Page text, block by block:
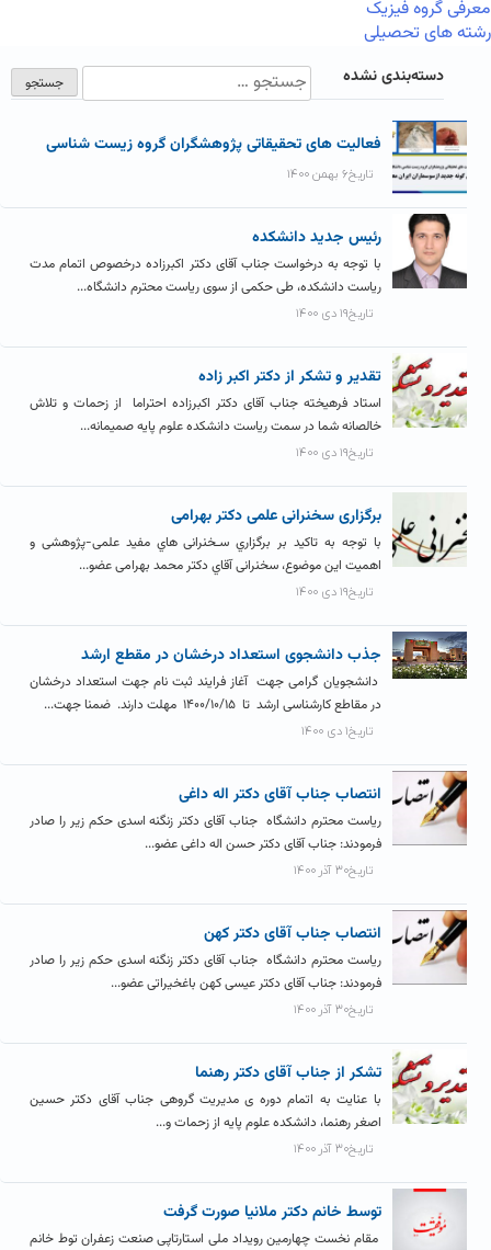
معرفی گروه فیزیک
رشته های تحصیلی
دسته‌بندی نشده
فعالیت های تحقیقاتی پژوهشگران گروه زیست شناسی
تاریخ۶ بهمن ۱۴۰۰
رئیس جدید دانشکده
با توجه به درخواست جناب آقای دکتر اکبرزاده درخصوص اتمام مدت
ریاست دانشکده، طی حکمی از سوی ریاست محترم دانشگاه...
تاریخ۱۹ دی ۱۴۰۰
تقدیر و تشکر از دکتر اکبر زاده
استاد فرهیخته جناب آقای دکتر اکبرزاده احتراما از زحمات و تلاش
خالصانه شما در سمت ریاست دانشکده علوم پایه صمیمانه...
تاریخ۱۹ دی ۱۴۰۰
برگزاری سخنرانی علمی دکتر بهرامی
با توجه به تاکید بر برگزاري سـخنرانی هاي مفید علمی-پژوهشی و
اهمیت این موضوع، سخنرانی آقاي دکتر محمد بهرامی عضو...
تاریخ۱۹ دی ۱۴۰۰
جذب دانشجوی استعداد درخشان در مقطع ارشد
دانشجویان گرامی جهت آغاز فرایند ثبت نام جهت استعداد درخشان
در مقاطع کارشناسی ارشد تا ۱۴۰۰/۱۰/۱۵ مهلت دارند. ضمنا جهت...
تاریخ۱ دی ۱۴۰۰
انتصاب جناب آقای دکتر اله داغی
ریاست محترم دانشگاه جناب آقای دکتر زنگنه اسدی حکم زیر را صادر
فرمودند: جناب آقای دکتر حسن اله داغی عضو...
تاریخ۳۰ آذر ۱۴۰۰
انتصاب جناب آقای دکتر کهن
ریاست محترم دانشگاه جناب آقای دکتر زنگنه اسدی حکم زیر را صادر
فرمودند: جناب آقای دکتر عیسی کهن باغخیراتی عضو...
تاریخ۳۰ آذر ۱۴۰۰
تشکر از جناب آقای دکتر رهنما
با عنایت به اتمام دوره ی مدیریت گروهی جناب آقای دکتر حسین
اصغر رهنما، دانشکده علوم پایه از زحمات و...
تاریخ۳۰ آذر ۱۴۰۰
توسط خانم دکتر ملانیا صورت گرفت
مقام نخست چهارمین رویداد ملی استارتاپی صنعت زعفران توط خانم